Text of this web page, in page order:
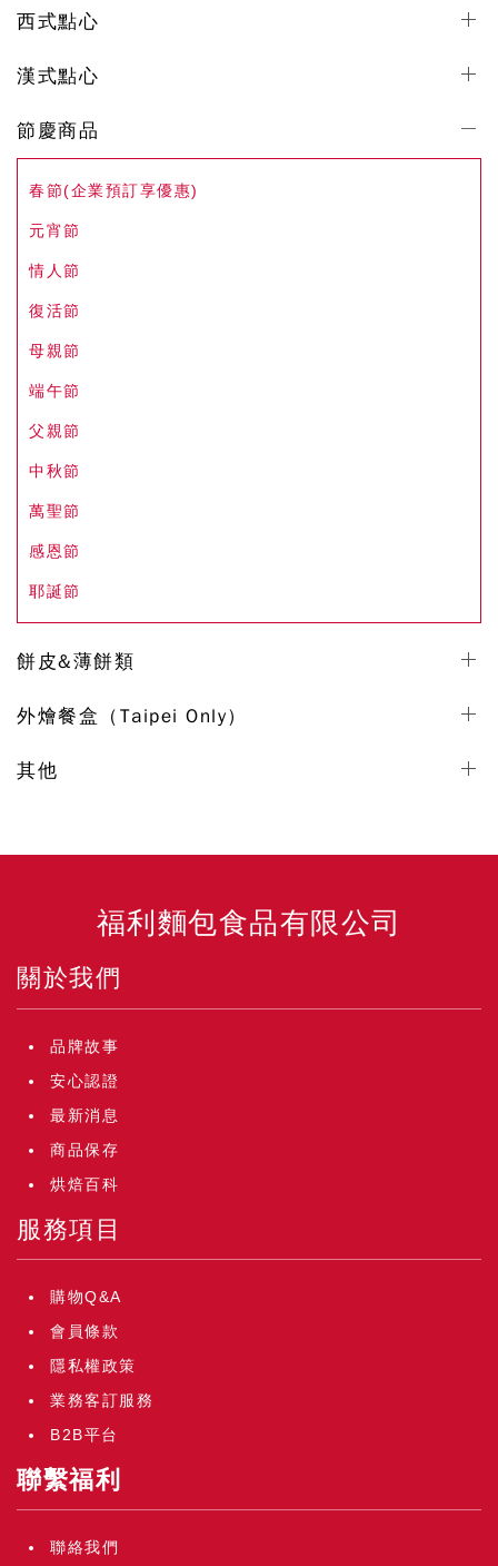
西式點心
漢式點心
節慶商品
春節(企業預訂享優惠)
元宵節
情人節
復活節
母親節
端午節
父親節
中秋節
萬聖節
感恩節
耶誕節
餅皮&薄餅類
外燴餐盒（Taipei Only）
其他
福利麵包食品有限公司
關於我們
品牌故事
安心認證
最新消息
商品保存
烘焙百科
服務項目
購物Q&A
會員條款
隱私權政策
業務客訂服務
B2B平台
聯繫福利
聯絡我們